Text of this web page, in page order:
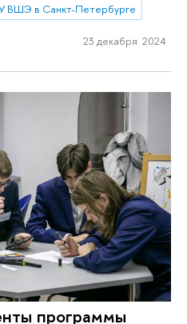
ВШЭ в Санкт-Петербурге
23 декабря 2024
программы